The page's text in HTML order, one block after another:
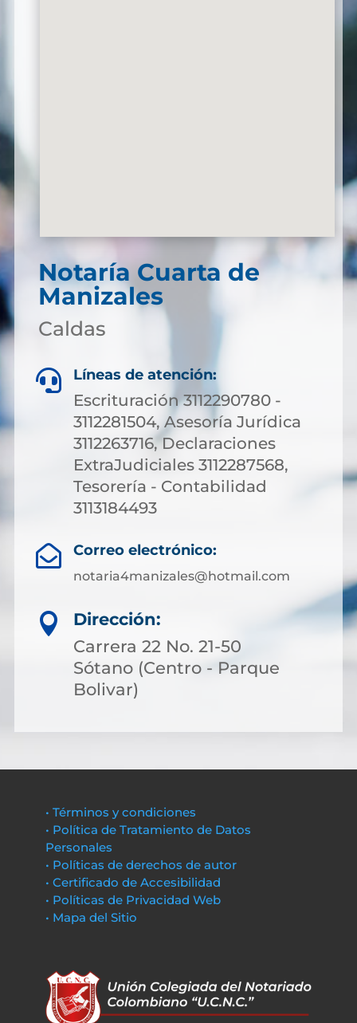
Notaría Cuarta de
Manizales
Caldas
 Líneas de atención:
Escrituración 3112290780 -
3112281504, Asesoría Jurídica
3112263716, Declaraciones
ExtraJudiciales 3112287568,
Tesorería - Contabilidad
3113184493
 Correo electrónico:
notaria4manizales@hotmail.com

Dirección:
Carrera 22 No. 21-50
Sótano (Centro - Parque
Bolivar)
• Términos y condiciones
• Política de Tratamiento de Datos
Personales
• Políticas de derechos de autor
• Certificado de Accesibilidad
• Políticas de Privacidad Web
• Mapa del Sitio